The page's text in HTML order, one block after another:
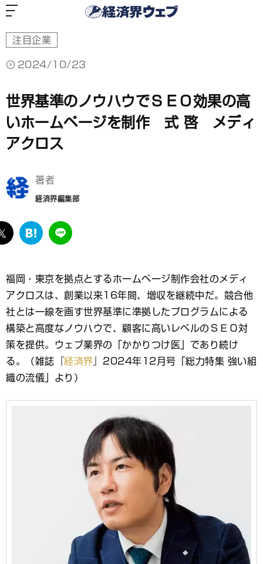
注目企業
2024/10/23
世界基準のノウハウでＳＥＯ効果の高
いホームページを制作 式 啓 メディ
アクロス
著者
経済界編集部
twitter
は
ブ
ッ
ク
マ
ク
LINE
福岡・東京を拠点とするホームページ制作会社のメディ
アクロスは、創業以来16年間、増収を継続中だ。競合他
社とは一線を画す世界基準に準拠したプログラムによる
構築と高度なノウハウで、顧客に高いレベルのＳＥＯ対
策を提供。ウェブ業界の「かかりつけ医」であり続け
る。（雑誌『 経済界 』2024年12月号「総力特集 強い組
織の流儀」より）